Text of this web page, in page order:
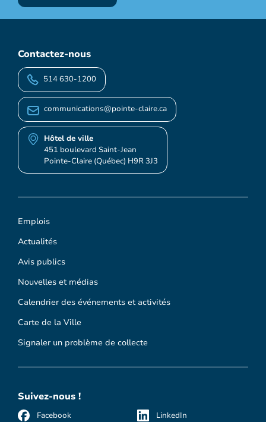
Emplois
Actualités
Avis publics
Nouvelles et médias
Calendrier des événements et activités
Carte de la Ville
Signaler un problème de collecte
Contactez-nous
514 630-1200
communications@pointe-claire.ca
Hôtel de ville
451 boulevard Saint-Jean
Pointe-Claire (Québec) H9R 3J3
Suivez-nous !
Facebook LinkedIn